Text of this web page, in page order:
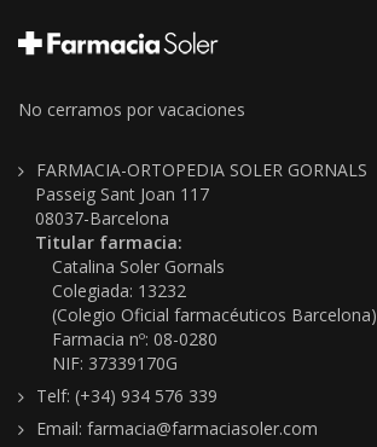
No cerramos por vacaciones
FARMACIA-ORTOPEDIA SOLER GORNALS
Passeig Sant Joan 117
08037-Barcelona
Titular farmacia:
Catalina Soler Gornals
Colegiada: 13232
(Colegio Oficial farmacéuticos Barcelona)
Farmacia nº: 08-0280
NIF: 37339170G
Telf: (+34) 934 576 339
Email: farmacia@farmaciasoler.com